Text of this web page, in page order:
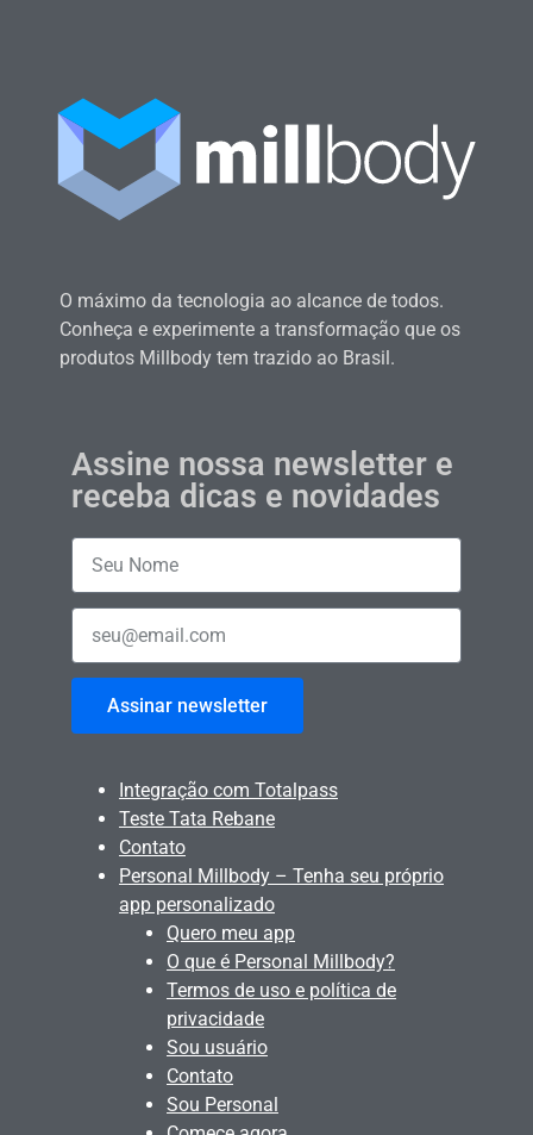
O máximo da tecnologia ao alcance de todos.
Conheça e experimente a transformação que os
produtos Millbody tem trazido ao Brasil.
Assine nossa newsletter e
receba dicas e novidades
Assinar newsletter
Integração com Totalpass
Teste Tata Rebane
Contato
Personal Millbody – Tenha seu próprio
app personalizado
Quero meu app
O que é Personal Millbody?
Termos de uso e política de
privacidade
Sou usuário
Contato
Sou Personal